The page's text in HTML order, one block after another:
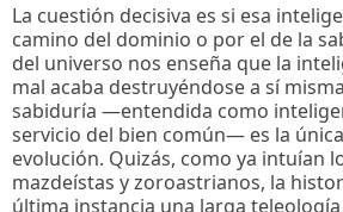
La cuestión decisiva es si esa
camino del dominio o por el de la
del universo nos enseña que la
mal acaba destruyéndose a sí
sabiduría —entendida como
servicio del bien común— es la
evolución. Quizás, como ya intuían
mazdeístas y zoroastrianos, la
última instancia una larga